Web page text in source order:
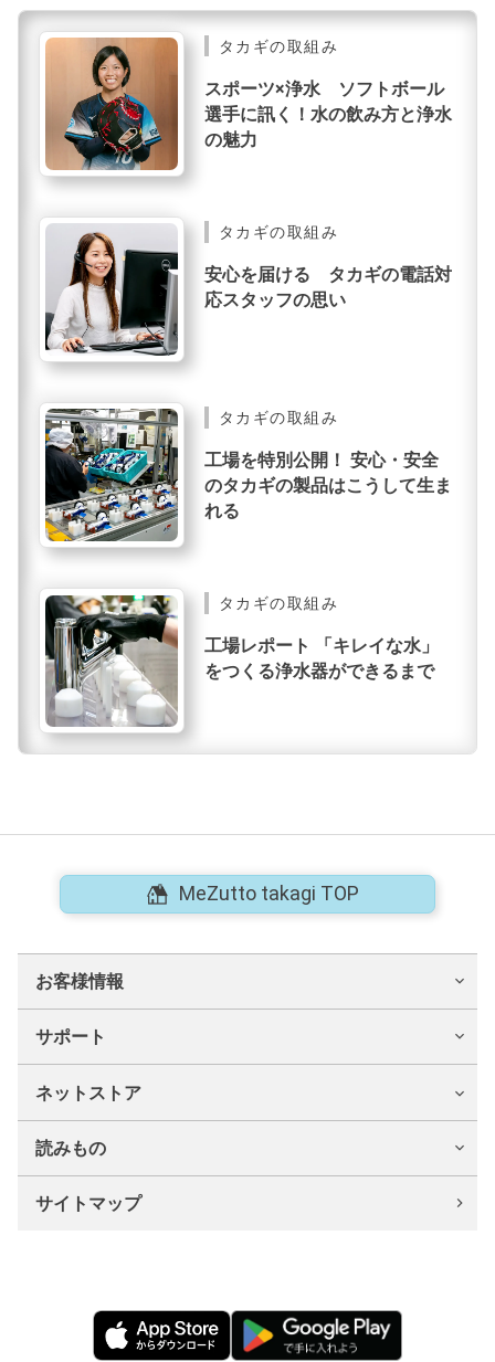
タカギの取組み
スポーツ×浄水 ソフトボール
選手に訊く！水の飲み方と浄水
の魅力
タカギの取組み
安心を届ける タカギの電話対
応スタッフの思い
タカギの取組み
工場を特別公開！ 安心・安全
のタカギの製品はこうして生ま
れる
タカギの取組み
工場レポート 「キレイな水」
をつくる浄水器ができるまで
MeZutto takagi TOP
お客様情報
サポート
ネットストア
読みもの
サイトマップ